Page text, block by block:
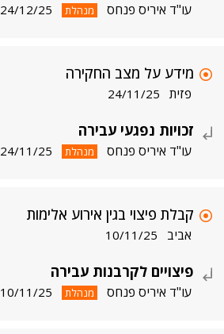
עו"ד איריס פנחס מנהלת 24/12/25
מידע על מצב החקירה
פזית 24/11/25
זכויות נפגעי עבירה
עו"ד איריס פנחס מנהלת 24/11/25
קבלת פיצוי בגין אירוע אלימות
אביב 10/11/25
פיצויים לקרבנות עבירה
עו"ד איריס פנחס מנהלת 10/11/25